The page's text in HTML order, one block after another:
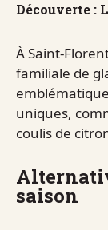
Découverte :
À Saint-
familiale de
uniques,
coulis de
saison